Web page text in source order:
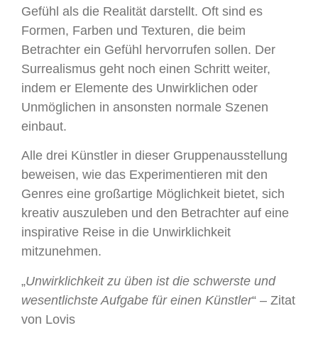
Gefühl als die Realität darstellt. Oft sind es
Formen, Farben und Texturen, die beim
Betrachter ein Gefühl hervorrufen sollen. Der
Surrealismus geht noch einen Schritt weiter,
indem er Elemente des Unwirklichen oder
Unmöglichen in ansonsten normale Szenen
einbaut.
Alle drei Künstler in dieser Gruppenausstellung
beweisen, wie das Experimentieren mit den
Genres eine großartige Möglichkeit bietet, sich
kreativ auszuleben und den Betrachter auf eine
inspirative Reise in die Unwirklichkeit
mitzunehmen.
„Unwirklichkeit zu üben ist die schwerste und
wesentlichste Aufgabe für einen Künstler“ – Zitat
von Lovis